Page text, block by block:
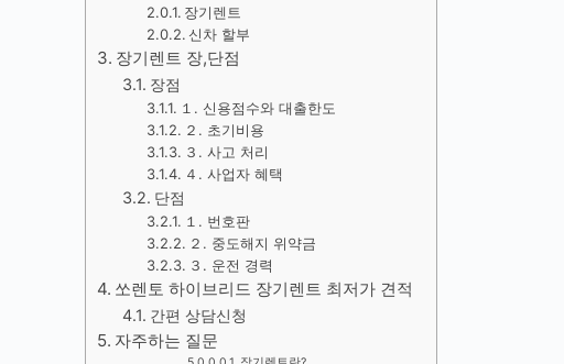
장기렌트
신차 할부
장기렌트 장,단점
장점
１. 신용점수와 대출한도
２. 초기비용
３. 사고 처리
４. 사업자 혜택
단점
１. 번호판
２. 중도해지 위약금
３. 운전 경력
쏘렌토 하이브리드 장기렌트 최저가 견적
간편 상담신청
자주하는 질문